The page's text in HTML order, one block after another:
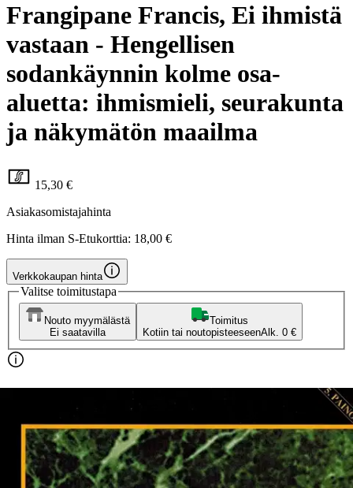
Frangipane Francis, Ei ihmistä
vastaan - Hengellisen
sodankäynnin kolme osa-
aluetta: ihmismieli, seurakunta
ja näkymätön maailma
15,30 €
Asiakasomistajahinta
Hinta ilman S-Etukorttia: 18,00 €
Verkkokaupan hinta
Valitse toimitustapa
Nouto myymälästä
Ei saatavilla
Toimitus
Kotiin tai noutopisteeseenAlk. 0 €
Ilmainen toimitus yli 100 €:n tilauksille
Postin pakettiautomaattiin tai
palvelupisteeseen!
Etu ei koske Suuri‑lisäpalvelulla toimitettavia tuotteita.